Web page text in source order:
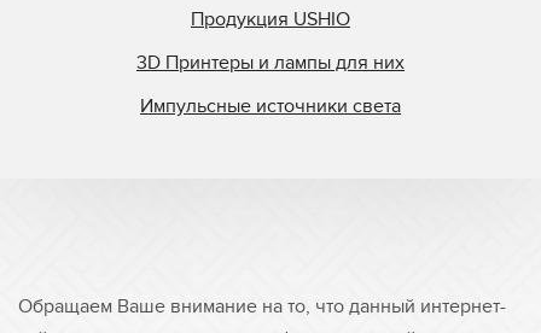
Продукция USHIO
3D Принтеры и лампы для них
Импульсные источники света
Обращаем Ваше внимание на то, что данный интернет-